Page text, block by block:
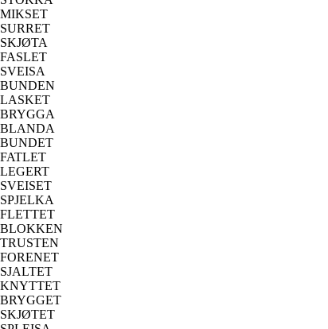
MIKSET
SURRET
SKJØTA
FASLET
SVEISA
BUNDEN
LASKET
BRYGGA
BLANDA
BUNDET
FATLET
LEGERT
SVEISET
SPJELKA
FLETTET
BLOKKEN
TRUSTEN
FORENET
SJALTET
KNYTTET
BRYGGET
SKJØTET